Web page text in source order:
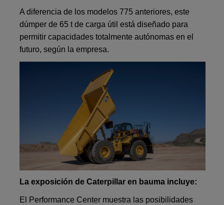
A diferencia de los modelos 775 anteriores, este
dúmper de 65 t de carga útil está diseñado para
permitir capacidades totalmente autónomas en el
futuro, según la empresa.
La exposición de Caterpillar en bauma incluye:
El Performance Center muestra las posibilidades